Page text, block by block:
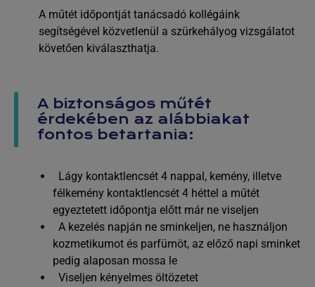
A műtét időpontját tanácsadó kollégáink
segítségével közvetlenül a szürkehályog vizsgálatot
követően kiválaszthatja.
A biztonságos műtét
érdekében az alábbiakat
fontos betartania:
Lágy kontaktlencsét 4 nappal, kemény, illetve
félkemény kontaktlencsét 4 héttel a műtét
egyeztetett időpontja előtt már ne viseljen
A kezelés napján ne sminkeljen, ne használjon
kozmetikumot és parfümöt, az előző napi sminket
pedig alaposan mossa le
Viseljen kényelmes öltözetet